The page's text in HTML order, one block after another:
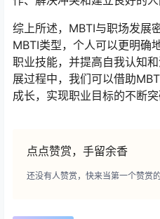
综上所述，MBTI与职场发展
MBTI类型，个人可以更明确
职业技能，并提高自我认知
展过程中，我们可以借助
成长，实现职业目标的不断突
点点赞赏，手留余香
还没有人赞赏，快来当第一个赞赏的